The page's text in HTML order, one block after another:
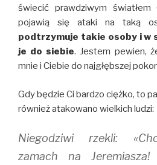
świecić prawdziwym światłem
pojawią się ataki na taką
podtrzymuje takie osoby i w
je do siebie. Jestem pewien,
mnie i Ciebie do najgłębszej
Gdy będzie Ci bardzo ciężko, to
również atakowano wielkich ludzi:
Niegodziwi rzekli:
zamach na